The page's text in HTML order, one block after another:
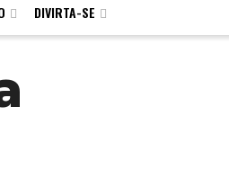
DIVIRTA-SE